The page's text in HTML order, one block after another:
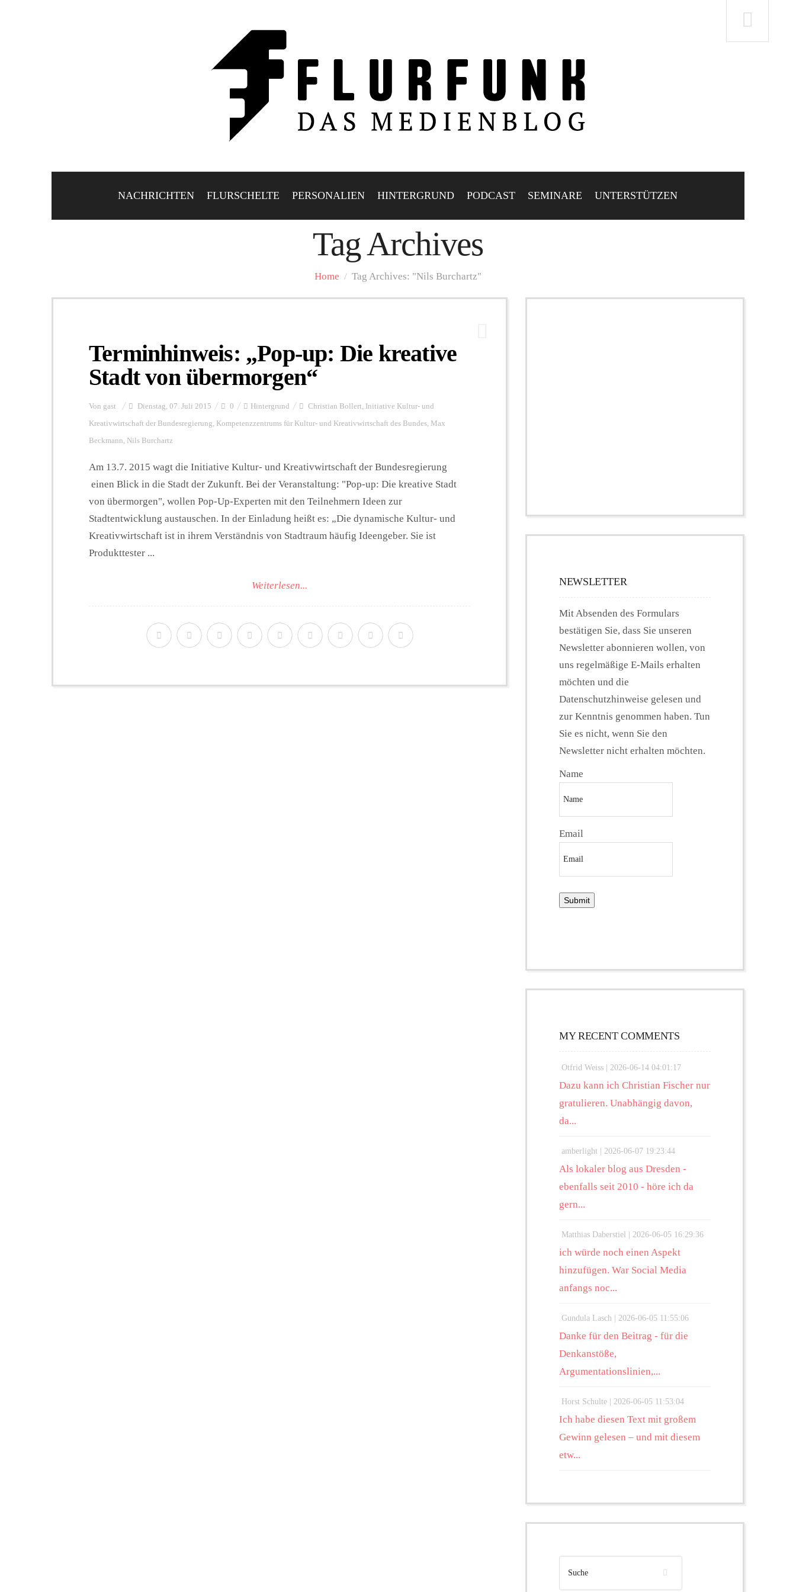
NACHRICHTEN FLURSCHELTE PERSONALIEN HINTERGRUND PODCAST SEMINARE UNTERSTÜTZEN
Tag Archives
Home / Tag Archives: "Nils Burchartz"
Terminhinweis: „Pop-up: Die kreative
Stadt von übermorgen“
Von gast Dienstag, 07. Juli 2015 0 Hintergrund Christian Bollert, Initiative Kultur- und
Kreativwirtschaft der Bundesregierung, Kompetenzzentrums für Kultur- und Kreativwirtschaft des Bundes, Max
Beckmann, Nils Burchartz
Am 13.7. 2015 wagt die Initiative Kultur- und Kreativwirtschaft der Bundesregierung
einen Blick in die Stadt der Zukunft. Bei der Veranstaltung: "Pop-up: Die kreative Stadt
von übermorgen", wollen Pop-Up-Experten mit den Teilnehmern Ideen zur
Stadtentwicklung austauschen. In der Einladung heißt es: „Die dynamische Kultur- und
Kreativwirtschaft ist in ihrem Verständnis von Stadtraum häufig Ideengeber. Sie ist
Produkttester ...
Weiterlesen... NEWSLETTER
Mit Absenden des Formulars
bestätigen Sie, dass Sie unseren
Newsletter abonnieren wollen, von
uns regelmäßige E-Mails erhalten
möchten und die
Datenschutzhinweise gelesen und
zur Kenntnis genommen haben. Tun
Sie es nicht, wenn Sie den
Newsletter nicht erhalten möchten.
Name
Email
MY RECENT COMMENTS
Otfrid Weiss | 2026-06-14 04:01:17
Dazu kann ich Christian Fischer nur
gratulieren. Unabhängig davon,
da...
amberlight | 2026-06-07 19:23:44
Als lokaler blog aus Dresden -
ebenfalls seit 2010 - höre ich da
gern...
Matthias Daberstiel | 2026-06-05 16:29:36
ich würde noch einen Aspekt
hinzufügen. War Social Media
anfangs noc...
Gundula Lasch | 2026-06-05 11:55:06
Danke für den Beitrag - für die
Denkanstöße,
Argumentationslinien,...
Horst Schulte | 2026-06-05 11:53:04
Ich habe diesen Text mit großem
Gewinn gelesen – und mit diesem
etw...